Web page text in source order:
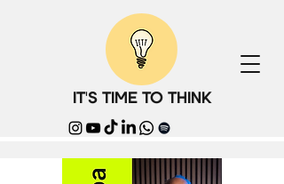
IT'S TIME TO THINK